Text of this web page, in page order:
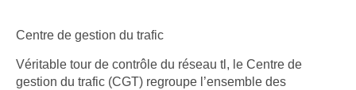
Centre de gestion du trafic
Véritable tour de contrôle du réseau tl, le Centre de
gestion du trafic (CGT) regroupe l’ensemble des